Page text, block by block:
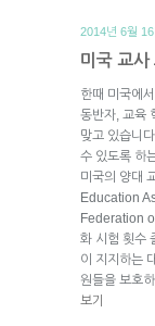
2014년 6월 16
미국 교사
한때 미국에
동반자, 교육
맞고 있습니
수 있도록 하
미국의 양대
Education
Federation
화 시험 횟수
이 지지하는
원들을 보호
보기